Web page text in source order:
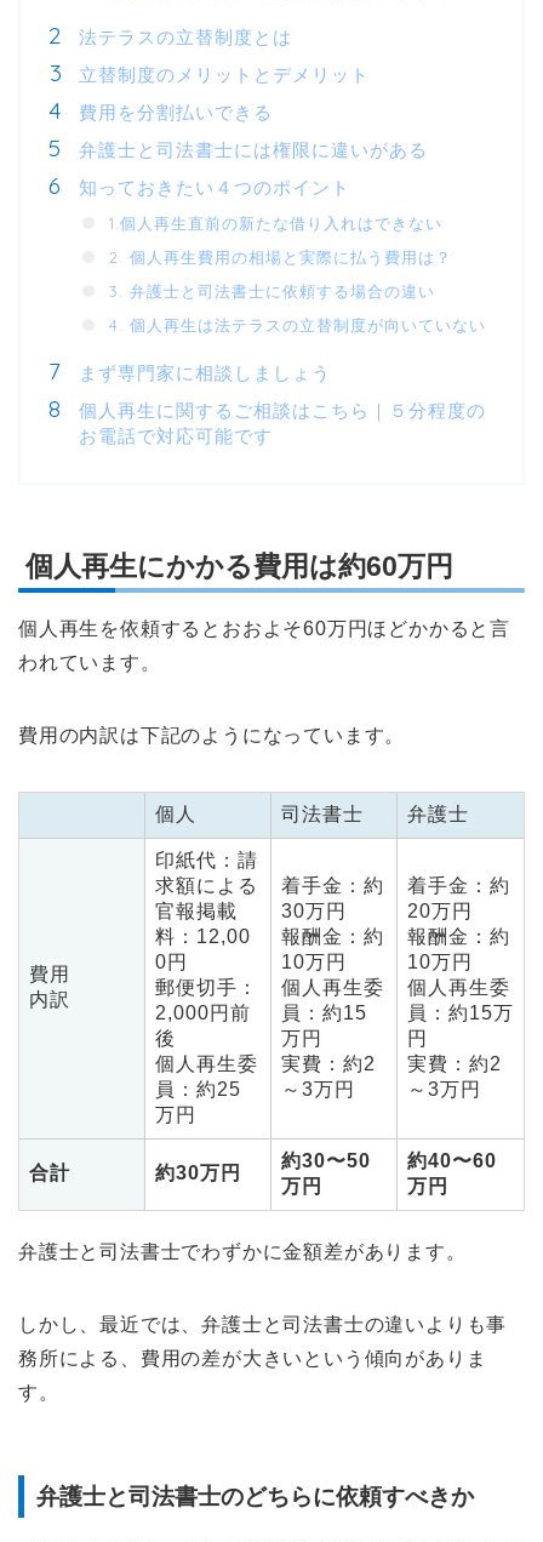
法テラスの立替制度とは
立替制度のメリットとデメリット
費用を分割払いできる
弁護士と司法書士には権限に違いがある
知っておきたい４つのポイント
1.個人再生直前の新たな借り入れはできない
2. 個人再生費用の相場と実際に払う費用は？
3. 弁護士と司法書士に依頼する場合の違い
4. 個人再生は法テラスの立替制度が向いていない
まず専門家に相談しましょう
個人再生に関するご相談はこちら｜５分程度の
お電話で対応可能です
個人再生にかかる費用は約60万円
個人再生を依頼するとおおよそ60万円ほどかかると言
われています。
費用の内訳は下記のようになっています。
個人 司法書士 弁護士
費用
内訳
印紙代：請
求額による
官報掲載
料：12,00
0円
郵便切手：
2,000円前
後
個人再生委
員：約25
万円
着手金：約
30万円
報酬金：約
10万円
個人再生委
員：約15
万円
実費：約2
～3万円
着手金：約
20万円
報酬金：約
10万円
個人再生委
員：約15万
円
実費：約2
～3万円
合計 約30万円
約30〜50
万円
約40〜60
万円
弁護士と司法書士でわずかに金額差があります。
しかし、最近では、弁護士と司法書士の違いよりも事
務所による、費用の差が大きいという傾向がありま
す。
弁護士と司法書士のどちらに依頼すべきか